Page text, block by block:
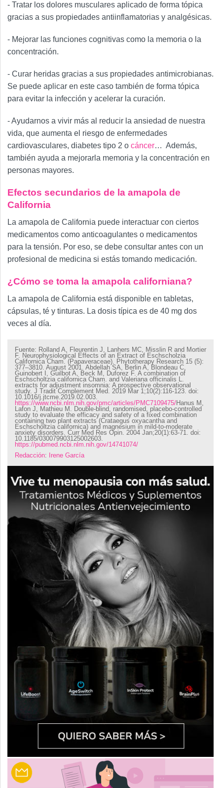
- Tratar los dolores musculares aplicado de forma tópica
gracias a sus propiedades antiinflamatorias y analgésicas.
- Mejorar las funciones cognitivas como la memoria o la
concentración.
- Curar heridas gracias a sus propiedades antimicrobianas.
Se puede aplicar en este caso también de forma tópica
para evitar la infección y acelerar la curación.
- Ayudarnos a vivir más al reducir la ansiedad de nuestra
vida, que aumenta el riesgo de enfermedades
cardiovasculares, diabetes tipo 2 o cáncer… Además,
también ayuda a mejorarla memoria y la concentración en
personas mayores.
Efectos secundarios de la amapola de
California
La amapola de California puede interactuar con ciertos
medicamentos como anticoagulantes o medicamentos
para la tensión. Por eso, se debe consultar antes con un
profesional de medicina si estás tomando medicación.
¿Cómo se toma la amapola californiana?
La amapola de California está disponible en tabletas,
cápsulas, té y tinturas. La dosis típica es de 40 mg dos
veces al día.
Fuente: Rolland A, Fleurentin J, Lanhers MC, Misslin R and Mortier
F. Neurophysiological Effects of an Extract of Eschscholzia
Californica Cham. (Papaveraceae). Phytotherapy Research 15 (5):
377–3810. August 2001. Abdellah SA, Berlin A, Blondeau C,
Guinobert I, Guilbot A, Beck M, Duforez F. A combination of
Eschscholtzia californica Cham. and Valeriana officinalis L.
extracts for adjustment insomnia: A prospective observational
study. J Tradit Complement Med. 2019 Mar 1;10(2):116-123. doi:
10.1016/j.jtcme.2019.02.003.
https://www.ncbi.nlm.nih.gov/pmc/articles/PMC7109475/Hanus M,
Lafon J, Mathieu M. Double-blind, randomised, placebo-controlled
study to evaluate the efficacy and safety of a fixed combination
containing two plant extracts (Crataegus oxyacantha and
Eschscholtzia californica) and magnesium in mild-to-moderate
anxiety disorders. Curr Med Res Opin. 2004 Jan;20(1):63-71. doi:
10.1185/030079903125002603.
https://pubmed.ncbi.nlm.nih.gov/14741074/
Redacción: Irene García